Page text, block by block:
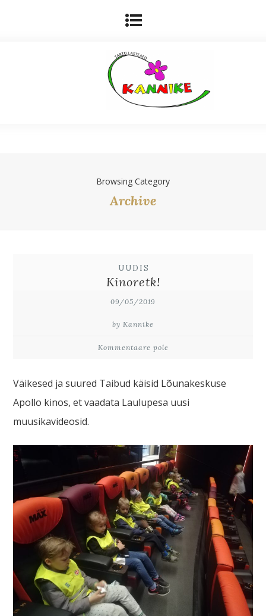
Browsing Category
Archive
UUDIS
Kinoretk!
09/05/2019
by Kannike
Kommentaare pole
Väikesed ja suured Taibud käisid Lõunakeskuse
Apollo kinos, et vaadata Laulupesa uusi
muusikavideosid.